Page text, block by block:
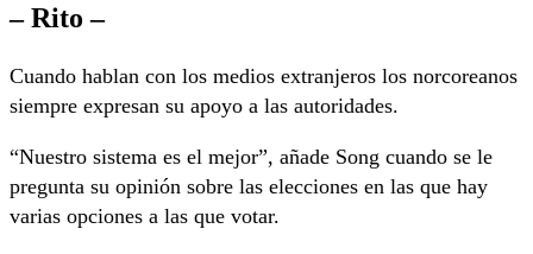
– Rito –
Cuando hablan con los medios extranjeros los norcoreanos
siempre expresan su apoyo a las autoridades.
“Nuestro sistema es el mejor”, añade Song cuando se le
pregunta su opinión sobre las elecciones en las que hay
varias opciones a las que votar.